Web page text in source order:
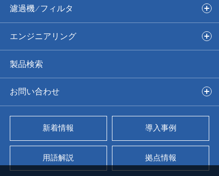
スクリュウデカンタ形遠⼼分離機
ベルトプレス脱⽔機
濾過機 ∕ フィルタ
IHI-リーフフィルタ
IHI-FUNDABACフィルタ
ベルトプレス脱⽔機
エンジニアリング
スラリー
製品検索
お問い合わせ
製品∕その他のご相談
テストお申し込み
カタログ送付
新着情報 導⼊事例
⽤語解説 拠点情報